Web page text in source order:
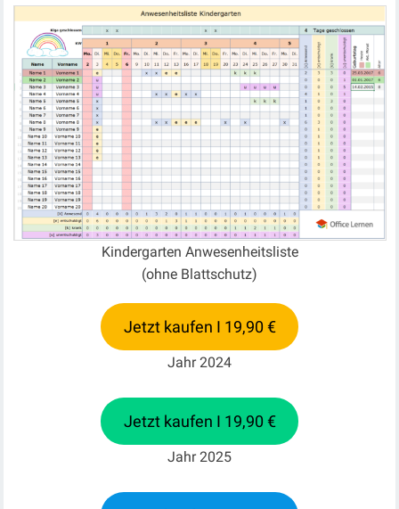
Kindergarten Anwesenheitsliste
(ohne Blattschutz)
Jetzt kaufen I 19,90 €
Jahr 2024
Jetzt kaufen I 19,90 €
Jahr 2025